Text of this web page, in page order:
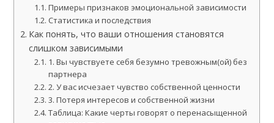
Примеры признаков эмоциональной зависимости
Статистика и последствия
Как понять, что ваши отношения становятся
слишком зависимыми
1. Вы чувствуете себя безумно тревожным(ой) без
партнера
2. У вас исчезает чувство собственной ценности
3. Потеря интересов и собственной жизни
Таблица: Какие черты говорят о перенасыщенной